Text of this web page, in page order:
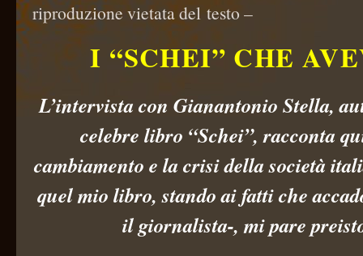
riproduzione vietata del testo –
I “SCHEI” CHE
L’intervista con Gianantonio Stella,
celebre libro “Schei”, racconta
cambiamento e la crisi della società
quel mio libro, stando ai fatti che
il giornalista-, mi pare